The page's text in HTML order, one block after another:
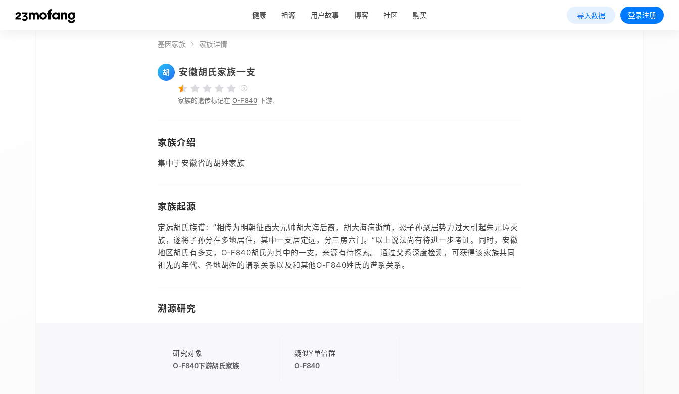
健康 祖源 用户故事 博客 社区 购买 导入数据 登录注册
基因家族 家族详情
胡 安徽胡氏家族一支
家族的遗传标记在 O-F840 下游,
家族介绍
集中于安徽省的胡姓家族
家族起源
定远胡氏族谱：”相传为明朝征西大元帅胡大海后裔，胡大海病逝前，恐子孙聚居势力过大引起朱元璋灭
族，遂将子孙分在多地居住，其中一支居定远，分三房六门。“以上说法尚有待进一步考证。同时，安徽
地区胡氏有多支，O-F840胡氏为其中的一支，来源有待探索。 通过父系深度检测，可获得该家族共同
祖先的年代、各地胡姓的谱系关系以及和其他O-F840姓氏的谱系关系。
溯源研究
研究对象
O-F840下游胡氏家族
疑似Y单倍群
O-F840